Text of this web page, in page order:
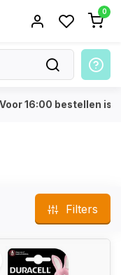
0
Voor 16:00 bestellen is
Filters